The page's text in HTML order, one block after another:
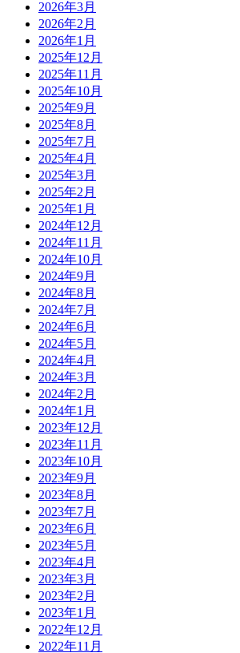
2026年3月
2026年2月
2026年1月
2025年12月
2025年11月
2025年10月
2025年9月
2025年8月
2025年7月
2025年4月
2025年3月
2025年2月
2025年1月
2024年12月
2024年11月
2024年10月
2024年9月
2024年8月
2024年7月
2024年6月
2024年5月
2024年4月
2024年3月
2024年2月
2024年1月
2023年12月
2023年11月
2023年10月
2023年9月
2023年8月
2023年7月
2023年6月
2023年5月
2023年4月
2023年3月
2023年2月
2023年1月
2022年12月
2022年11月